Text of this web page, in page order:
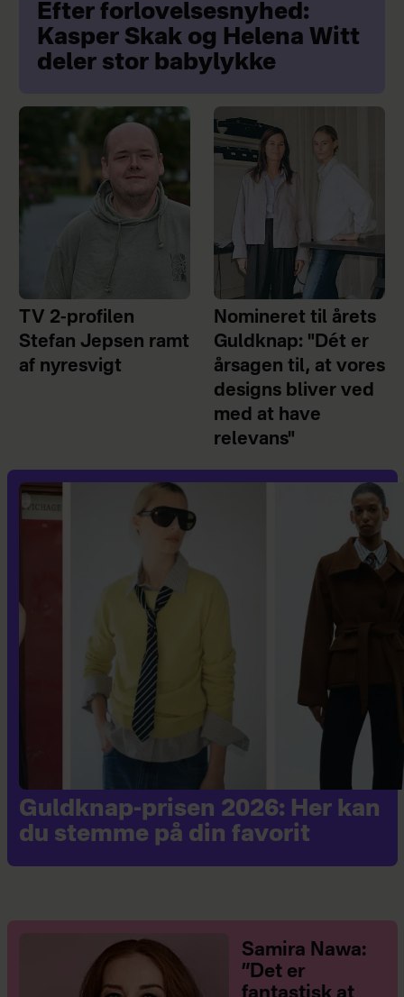
Efter forlovelsesnyhed:
Kasper Skak og Helena Witt
deler stor babylykke
TV 2-profilen
Stefan Jepsen ramt
af nyresvigt
Nomineret til årets
Guldknap: "Dét er
årsagen til, at vores
designs bliver ved
med at have
relevans"
Guldknap-prisen 2026: Her kan
du stemme på din favorit
Samira Nawa:
”Det er